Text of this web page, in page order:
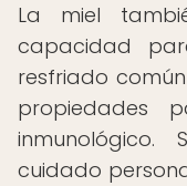
La miel
capacidad
resfriado
propiedades
cuidado